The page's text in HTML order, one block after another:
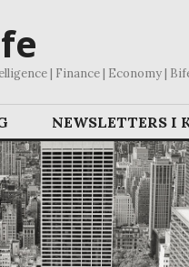
| Finance | Economy |
NEWSLETTERS I